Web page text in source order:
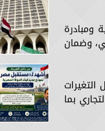
ومبادرة
وضمان
بما